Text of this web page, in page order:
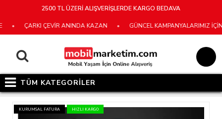
2500 TL ÜZERİ ALIŞVERİŞLERDE KARGO BEDAVA
• ÇARKI ÇEVİR ANINDA KAZAN • GÜNCEL KAMPANYALARIMIZ İÇİN
TÜM KATEGORİLER
KURUMSAL FATURA HIZLI KARGO